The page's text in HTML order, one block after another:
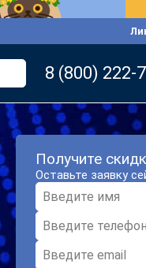
8 (800) 222-
Получите
Оставьте заявку